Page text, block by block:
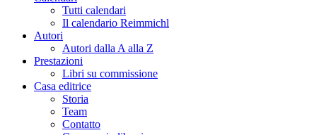
Tutti calendari
Il calendario Reimmichl
Autori
Autori dalla A alla Z
Prestazioni
Libri su commissione
Casa editrice
Storia
Team
Contatto